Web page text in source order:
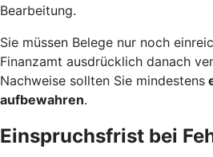
Bearbeitung.
Sie müssen Belege nur noch
Finanzamt ausdrücklich danach
Nachweise sollten Sie mindestens
aufbewahren.
Einspruchsfrist bei